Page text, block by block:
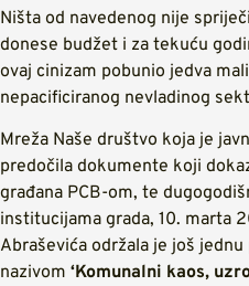
Ništa od navedenog nije
donese budžet i za tekuću
ovaj cinizam pobunio jedva
nepacificiranog nevladinog
Mreža Naše društvo koja je
predočila dokumente koji
građana PCB-om, te
institucijama grada, 10. marta
Abraševića održala je još
nazivom ‘Komunalni kaos,